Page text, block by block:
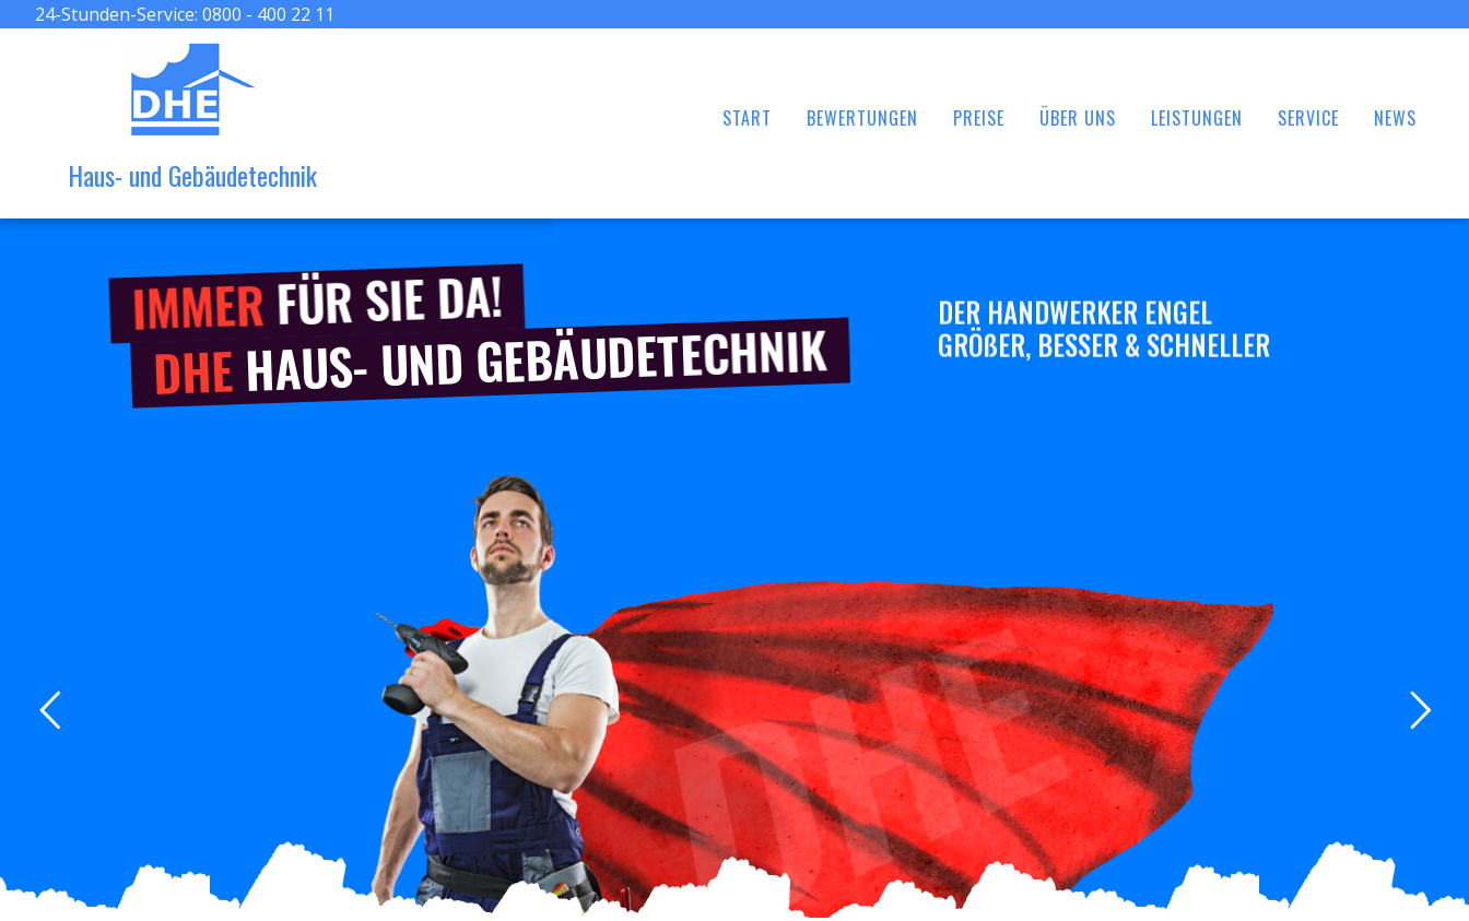
24-Stunden-Service: 0800 - 400 22 11
Haus- und Gebäudetechnik
START BEWERTUNGEN PREISE ÜBER UNS LEISTUNGEN SERVICE NEWS
IMMERFÜR SIE DA!
DHEHAUS- UND GEBÄUDETECHNIK
DER HANDWERKER ENGEL
GRÖßER, BESSER & SCHNELLER